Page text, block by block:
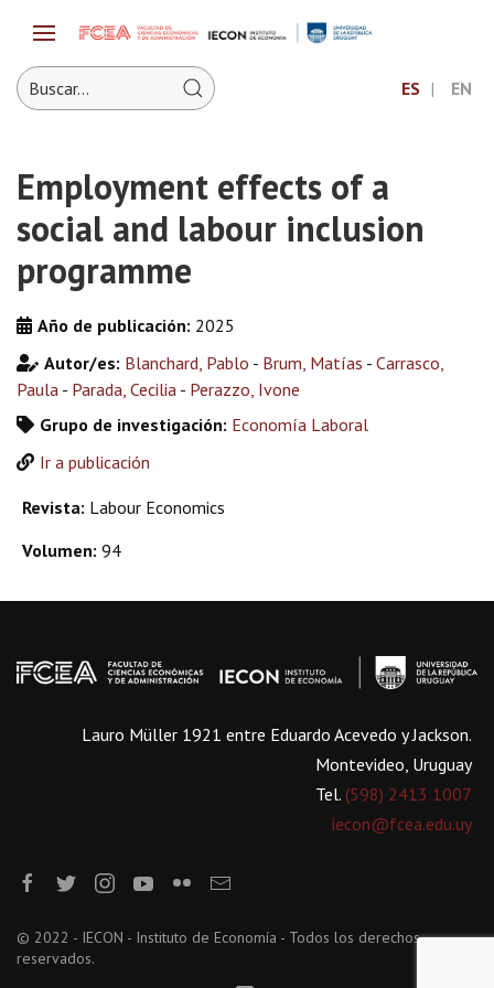
ES EN
Employment effects of a
social and labour inclusion
programme
Año de publicación: 2025
Autor/es: Blanchard, Pablo - Brum, Matías - Carrasco,
Paula - Parada, Cecilia - Perazzo, Ivone
Grupo de investigación: Economía Laboral
Ir a publicación
Revista: Labour Economics
Volumen: 94
Lauro Müller 1921 entre Eduardo Acevedo y Jackson.
Montevideo, Uruguay
Tel. (598) 2413 1007
iecon@fcea.edu.uy
© 2022 - IECON - Instituto de Economía - Todos los derechos
reservados.